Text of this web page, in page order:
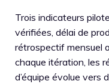
Trois indicateurs
vérifiées, délai de
rétrospectif mensuel
chaque itération, les
d’équipe évolue vers